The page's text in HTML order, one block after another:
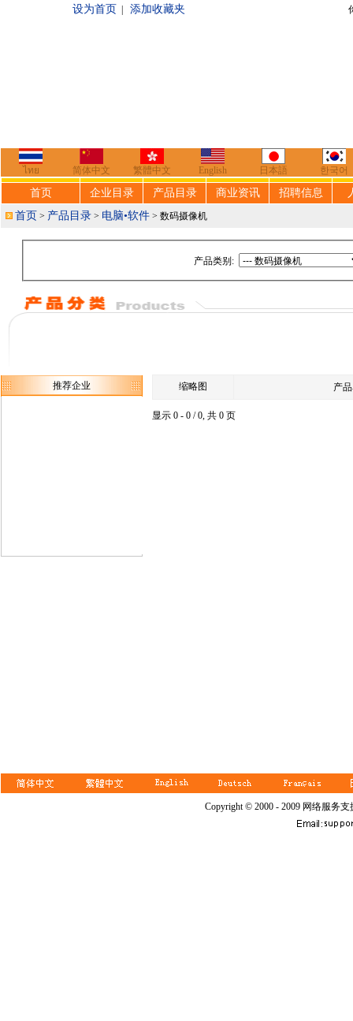
设为首页 添加收藏夹 你好，欢迎来到
ไทย 简体中文 繁體中文 English 日本語 한국어
首页 企业目录 产品目录 商业资讯 招聘信息
首页 > 产品目录 > 电脑•软件 > 数码摄像机
产品类别:
推荐企业 缩略图 产
显示 0 - 0 / 0, 共 0 页
Copyright © 2000 - 2009 网络服务